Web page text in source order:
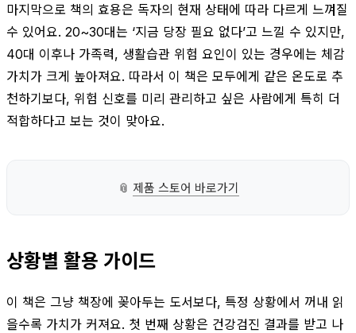
마지막으로 책의 효용은 독자의 현재 상태에 따라 다르게 느껴질
수 있어요. 20~30대는 ‘지금 당장 필요 없다’고 느낄 수 있지만,
40대 이후나 가족력, 생활습관 위험 요인이 있는 경우에는 체감
가치가 크게 높아져요. 따라서 이 책은 모두에게 같은 온도로 추
천하기보다, 위험 신호를 미리 관리하고 싶은 사람에게 특히 더
적합하다고 보는 것이 맞아요.
📎 제품 스토어 바로가기
상황별 활용 가이드
이 책은 그냥 책장에 꽂아두는 도서보다, 특정 상황에서 꺼내 읽
을수록 가치가 커져요. 첫 번째 상황은 건강검진 결과를 받고 나